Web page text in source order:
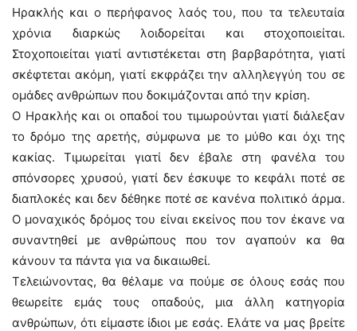
Ηρακλής και ο περήφανος λαός του, που τα τελευταία
χρόνια διαρκώς λοιδορείται και στοχοποιείται.
Στοχοποιείται γιατί αντιστέκεται στη βαρβαρότητα, γιατί
σκέφτεται ακόμη, γιατί εκφράζει την αλληλεγγύη του σε
ομάδες ανθρώπων που δοκιμάζονται από την κρίση.
Ο Ηρακλής και οι οπαδοί του τιμωρούνται γιατί διάλεξαν
το δρόμο της αρετής, σύμφωνα με το μύθο και όχι της
κακίας. Τιμωρείται γιατί δεν έβαλε στη φανέλα του
σπόνσορες χρυσού, γιατί δεν έσκυψε το κεφάλι ποτέ σε
διαπλοκές και δεν δέθηκε ποτέ σε κανένα πολιτικό άρμα.
Ο μοναχικός δρόμος του είναι εκείνος που τον έκανε να
συναντηθεί με ανθρώπους που τον αγαπούν κα θα
κάνουν τα πάντα για να δικαιωθεί.
Τελειώνοντας, θα θέλαμε να πούμε σε όλους εσάς που
θεωρείτε εμάς τους οπαδούς, μια άλλη κατηγορία
ανθρώπων, ότι είμαστε ίδιοι με εσάς. Ελάτε να μας βρείτε